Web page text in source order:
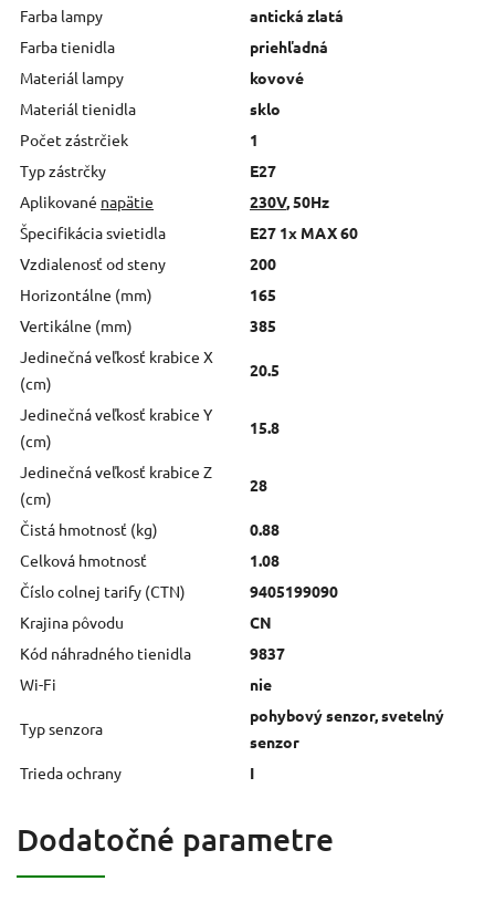
Farba lampy
antická zlatá
Farba tienidla
priehľadná
Materiál lampy
kovové
Materiál tienidla
sklo
Počet zástrčiek
1
Typ zástrčky
E27
Aplikované napätie 230V, 50Hz
Špecifikácia svietidla
E27 1x MAX 60
Vzdialenosť od steny
200
Horizontálne (mm)
165
Vertikálne (mm)
385
Jedinečná veľkosť krabice X
(cm)
20.5
Jedinečná veľkosť krabice Y
(cm)
15.8
Jedinečná veľkosť krabice Z
(cm)
28
Čistá hmotnosť (kg)
0.88
Celková hmotnosť
1.08
Číslo colnej tarify (CTN)
9405199090
Krajina pôvodu
CN
Kód náhradného tienidla
9837
Wi-Fi
nie
Typ senzora
pohybový senzor, svetelný
senzor
Trieda ochrany
I
Dodatočné parametre